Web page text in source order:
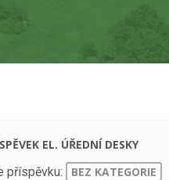
EL. ÚŘEDNÍ DESKY
příspěvku:
BEZ KATEGORIE